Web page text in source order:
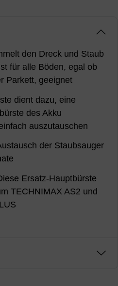
den Dreck und Staub
für alle Böden, egal ob
Parkett, geeignet
dient dazu, eine
des Akku
auszutauschen
der Staubsauger
Ersatz-Hauptbürste
TECHNIMAX AS2 und